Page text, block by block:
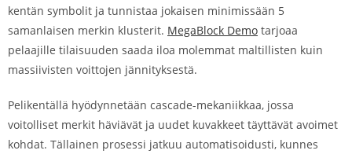
kentän symbolit ja tunnistaa jokaisen minimissään 5
samanlaisen merkin klusterit. MegaBlock Demo tarjoaa
pelaajille tilaisuuden saada iloa molemmat maltillisten kuin
massiivisten voittojen jännityksestä.
Pelikentällä hyödynnetään cascade-mekaniikkaa, jossa
voitolliset merkit häviävät ja uudet kuvakkeet täyttävät avoimet
kohdat. Tällainen prosessi jatkuu automatisoidusti, kunnes